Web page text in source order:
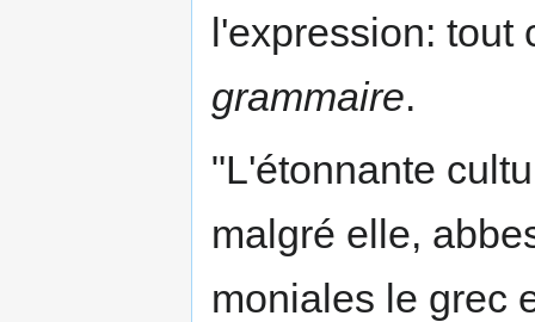
l'expression: tout
grammaire.
"L'étonnante
malgré elle,
moniales le grec